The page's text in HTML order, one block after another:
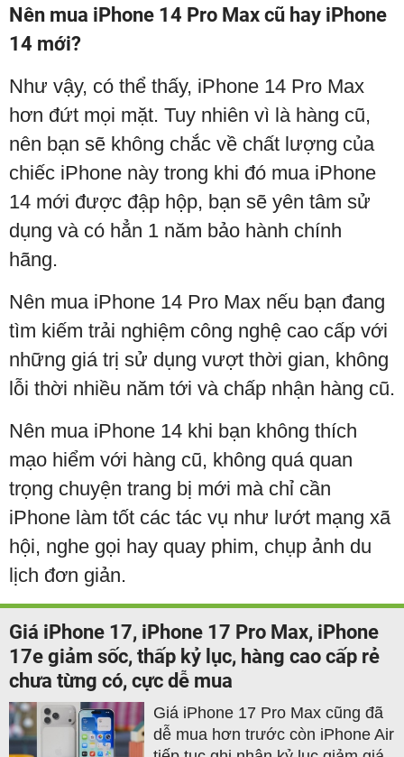
Nên mua iPhone 14 Pro Max cũ hay iPhone
14 mới?
Như vậy, có thể thấy, iPhone 14 Pro Max
hơn đứt mọi mặt. Tuy nhiên vì là hàng cũ,
nên bạn sẽ không chắc về chất lượng của
chiếc iPhone này trong khi đó mua iPhone
14 mới được đập hộp, bạn sẽ yên tâm sử
dụng và có hẳn 1 năm bảo hành chính
hãng.
Nên mua iPhone 14 Pro Max nếu bạn đang
tìm kiếm trải nghiệm công nghệ cao cấp với
những giá trị sử dụng vượt thời gian, không
lỗi thời nhiều năm tới và chấp nhận hàng cũ.
Nên mua iPhone 14 khi bạn không thích
mạo hiểm với hàng cũ, không quá quan
trọng chuyện trang bị mới mà chỉ cần
iPhone làm tốt các tác vụ như lướt mạng xã
hội, nghe gọi hay quay phim, chụp ảnh du
lịch đơn giản.
Giá iPhone 17, iPhone 17 Pro Max, iPhone
17e giảm sốc, thấp kỷ lục, hàng cao cấp rẻ
chưa từng có, cực dễ mua
Giá iPhone 17 Pro Max cũng đã
dễ mua hơn trước còn iPhone Air